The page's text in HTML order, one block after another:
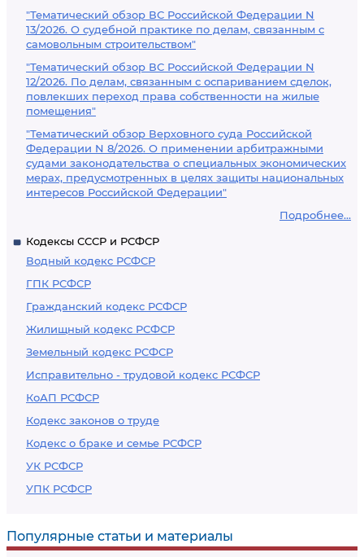
"Тематический обзор ВС Российской Федерации N
13/2026. О судебной практике по делам, связанным с
самовольным строительством"
"Тематический обзор ВС Российской Федерации N
12/2026. По делам, связанным с оспариванием сделок,
повлекших переход права собственности на жилые
помещения"
"Тематический обзор Верховного суда Российской
Федерации N 8/2026. О применении арбитражными
судами законодательства о специальных экономических
мерах, предусмотренных в целях защиты национальных
интересов Российской Федерации"
Подробнее...
Кодексы СССР и РСФСР
Водный кодекс РСФСР
ГПК РСФСР
Гражданский кодекс РСФСР
Жилищный кодекс РСФСР
Земельный кодекс РСФСР
Исправительно - трудовой кодекс РСФСР
КоАП РСФСР
Кодекс законов о труде
Кодекс о браке и семье РСФСР
УК РСФСР
УПК РСФСР
Популярные статьи и материалы